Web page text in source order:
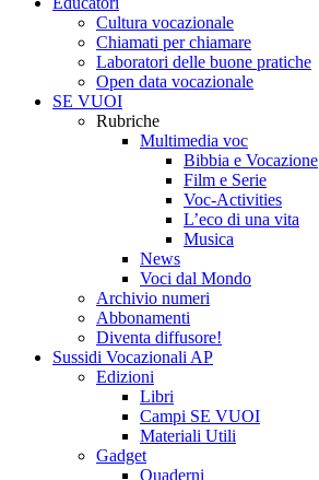
Cultura vocazionale
Chiamati per chiamare
Laboratori delle buone pratiche
Open data vocazionale
SE VUOI
Rubriche
Multimedia voc
Bibbia e Vocazione
Film e Serie
Voc-Activities
L’eco di una vita
Musica
News
Voci dal Mondo
Archivio numeri
Abbonamenti
Diventa diffusore!
Sussidi Vocazionali AP
Edizioni
Libri
Campi SE VUOI
Materiali Utili
Gadget
Quaderni